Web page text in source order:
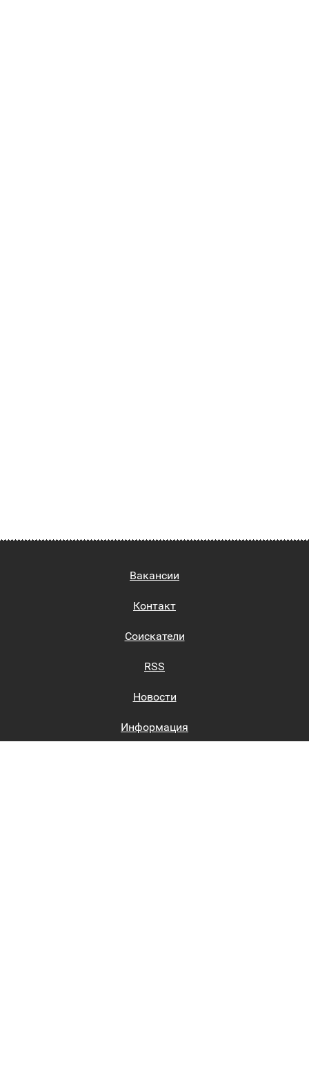
Вакансии
Контакт
Соискатели
RSS
Новости
Информация